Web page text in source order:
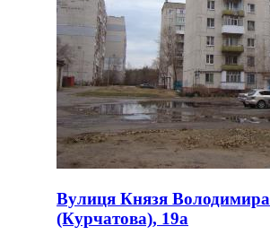
Вулиця Князя Володимира
(Курчатова), 19а